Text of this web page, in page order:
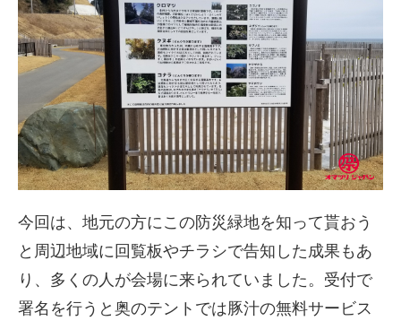
今回は、地元の方にこの防災緑地を知って貰おう
と周辺地域に回覧板やチラシで告知した成果もあ
り、多くの人が会場に来られていました。受付で
署名を行うと奥のテントでは豚汁の無料サービス